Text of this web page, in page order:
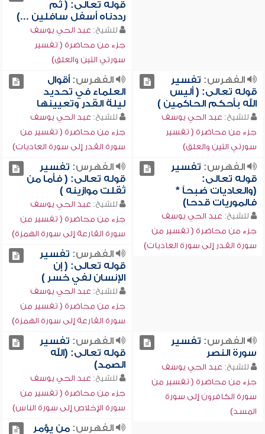
قوله تعالى: ( ثم
رددناه أسفل سافلين ...)
للشيخ: عبد الحي يوسف
جزء من محاضرة ( تفسير
سورتي التين والعلق)
الفهرس: تفسير
قوله تعالى: ( أليس
الله بأحكم الحاكمين )
للشيخ: عبد الحي يوسف
جزء من محاضرة ( تفسير
سورتي التين والعلق)
الفهرس:أقوال
العلماء في تحديد
ليلة القدر وتعيينها
للشيخ: عبد الحي يوسف
جزء من محاضرة ( تفسير من
سورة القدر إلى سورة العاديات)
الفهرس: تفسير
قوله تعالى:
(والعاديات ضبحاً *
فالموريات قدحا)
للشيخ: عبد الحي يوسف
جزء من محاضرة ( تفسير من
سورة القدر إلى سورة العاديات)
الفهرس: تفسير
قوله تعالى: ( فأما من
ثقلت موازينه )
للشيخ: عبد الحي يوسف
جزء من محاضرة ( تفسير من
سورة القارعة إلى سورة الهمزة)
الفهرس: تفسير
قوله تعالى: ( إن
الإنسان لفي خسر )
للشيخ: عبد الحي يوسف
جزء من محاضرة ( تفسير من
سورة القارعة إلى سورة الهمزة)
الفهرس: تفسير
سورة النصر
للشيخ: عبد الحي يوسف
جزء من محاضرة ( تفسير من
سورة الكافرون إلى سورة
المسد)
الفهرس: تفسير
قوله تعالى: (الله
الصمد)
للشيخ: عبد الحي يوسف
جزء من محاضرة ( تفسير من
سورة الإخلاص إلى سورة الناس)
الفهرس:من يؤمر